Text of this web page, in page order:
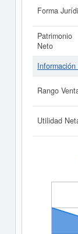
Forma
Patrimonio
Neto
Rango
Utilidad